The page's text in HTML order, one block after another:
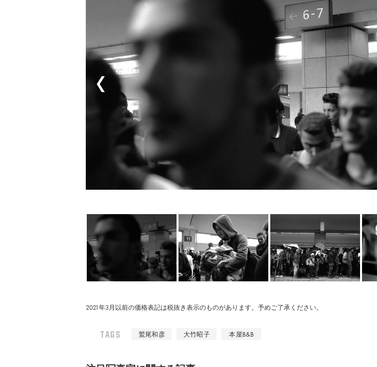
2021年3月以前の価格表記は税抜き表示のものがあります。予めご了承ください。
TAGS 鷲尾和彦 大竹昭子 本屋B&B